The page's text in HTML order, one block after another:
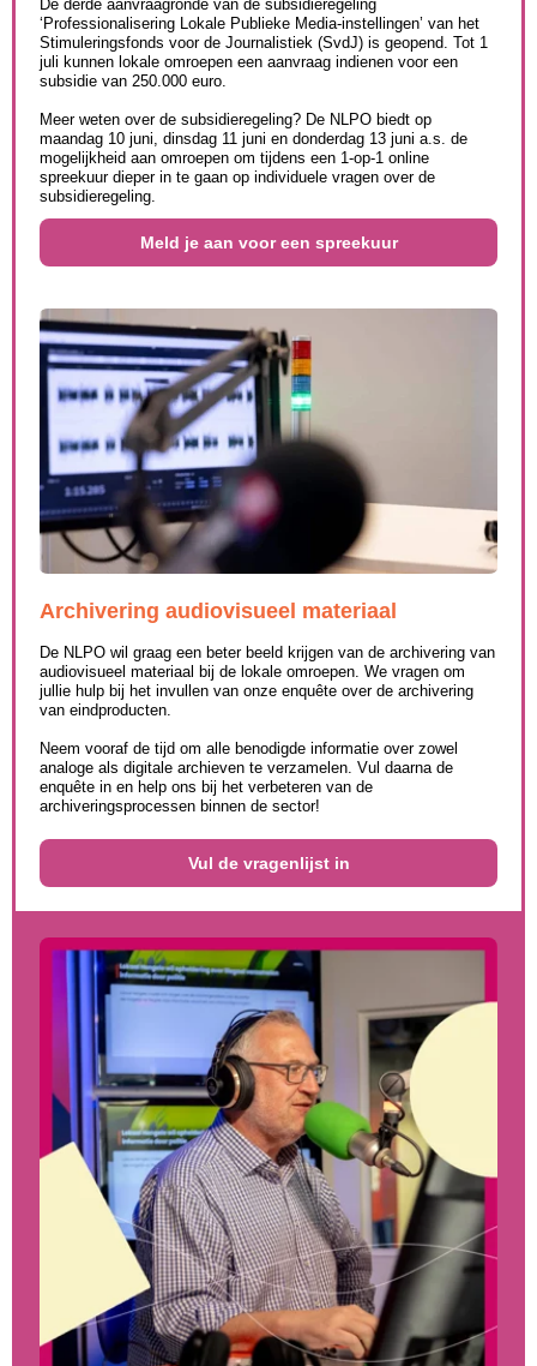
De derde aanvraagronde van de subsidieregeling
‘Professionalisering Lokale Publieke Media-instellingen’ van het
Stimuleringsfonds voor de Journalistiek (SvdJ) is geopend. Tot 1
juli kunnen lokale omroepen een aanvraag indienen voor een
subsidie van 250.000 euro.
Meer weten over de subsidieregeling? De NLPO biedt op
maandag 10 juni, dinsdag 11 juni en donderdag 13 juni a.s. de
mogelijkheid aan omroepen om tijdens een 1-op-1 online
spreekuur dieper in te gaan op individuele vragen over de
subsidieregeling.
Meld je aan voor een spreekuur
Archivering audiovisueel materiaal
De NLPO wil graag een beter beeld krijgen van de archivering van
audiovisueel materiaal bij de lokale omroepen. We vragen om
jullie hulp bij het invullen van onze enquête over de archivering
van eindproducten.
Neem vooraf de tijd om alle benodigde informatie over zowel
analoge als digitale archieven te verzamelen. Vul daarna de
enquête in en help ons bij het verbeteren van de
archiveringsprocessen binnen de sector!
Vul de vragenlijst in